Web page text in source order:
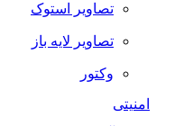
تصاویر استوک
تصاویر لایه باز
وکتور
امنیتی